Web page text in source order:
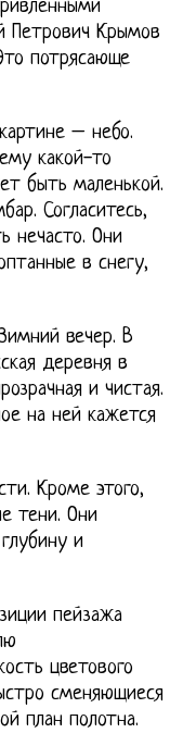
Петрович Крымов
потрясающе
– небо.
какой-то
быть маленькой.
Согласитесь,
нечасто. Они
в снегу,
вечер. В
деревня в
и чистая.
на ней кажется
Кроме этого,
тени. Они
и
пейзажа
цветового
сменяющиеся
план полотна.